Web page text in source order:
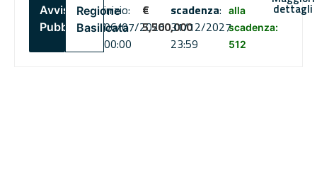
Avviso
Pubblico
Regione
Basilicata
inizio:
06/07/2026
00:00
€
5,500,000
scadenza:
31/12/2027
23:59
alla
scadenza:
512
dettagli